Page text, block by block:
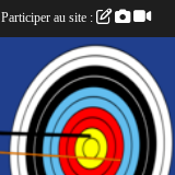
Participer au site :